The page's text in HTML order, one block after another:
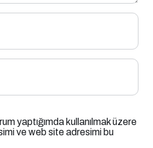
yaptığımda kullanılmak üzere
ve web site adresimi bu